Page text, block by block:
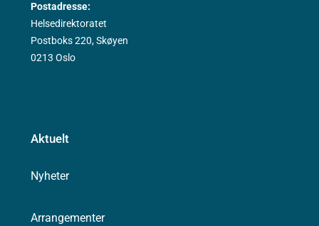
Postadresse:
Helsedirektoratet
Postboks 220, Skøyen
0213 Oslo
Aktuelt
Nyheter
Arrangementer